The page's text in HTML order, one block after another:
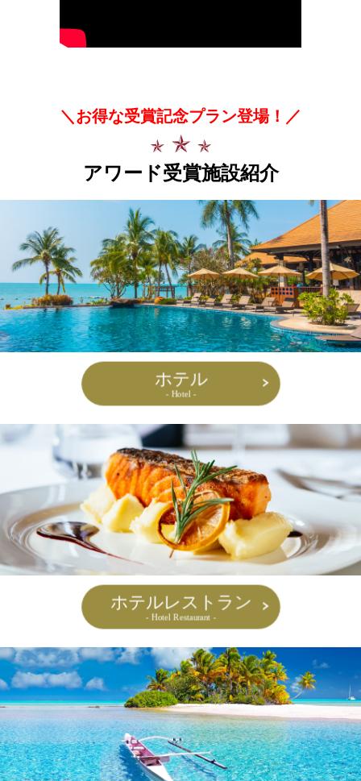
＼お得な受賞記念プラン登場！／
アワード受賞施設紹介
ホテル
- Hotel -
ホテルレストラン
- Hotel Restaurant -